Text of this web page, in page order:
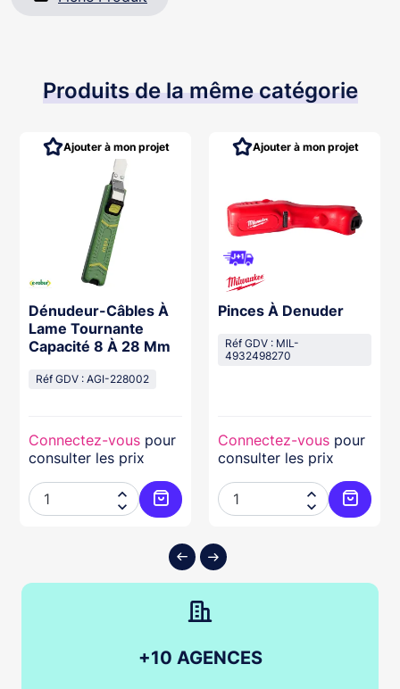
Produits de la même catégorie
au panier
Dénudeur-Câbles À
Lame Tournante
Capacité 8 À 28 Mm
Réf GDV : AGI-228002
Connectez-vous pour
consulter les prix


Ajouter au panier
Ajouter à mon projet
Pinces À Denuder
Réf GDV : MIL-
4932498270
Connectez-vous pour
consulter les prix


Ajouter à mon projet
+10 AGENCES